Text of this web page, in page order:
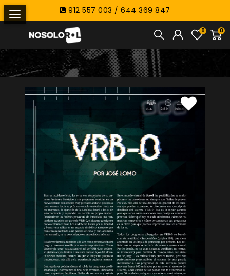
912 557 003 / 644 369 847
0
0